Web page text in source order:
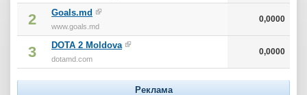
2 Goals.md
www.goals.md
0,0000
3 DOTA 2 Moldova
dotamd.com
0,0000
Реклама